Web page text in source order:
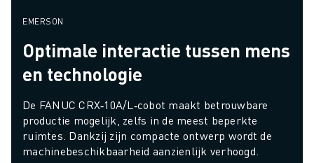
EMERSON
Optimale interactie tussen mens
en technologie
De FANUC CRX‑10A/L‑cobot maakt betrouwbare
productie mogelijk, zelfs in de meest beperkte
ruimtes. Dankzij zijn compacte ontwerp wordt de
machinebeschikbaarheid aanzienlijk verhoogd.